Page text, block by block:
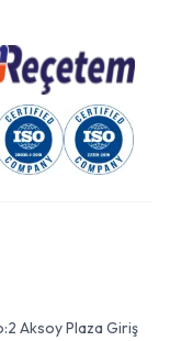
Aksoy Plaza Giriş